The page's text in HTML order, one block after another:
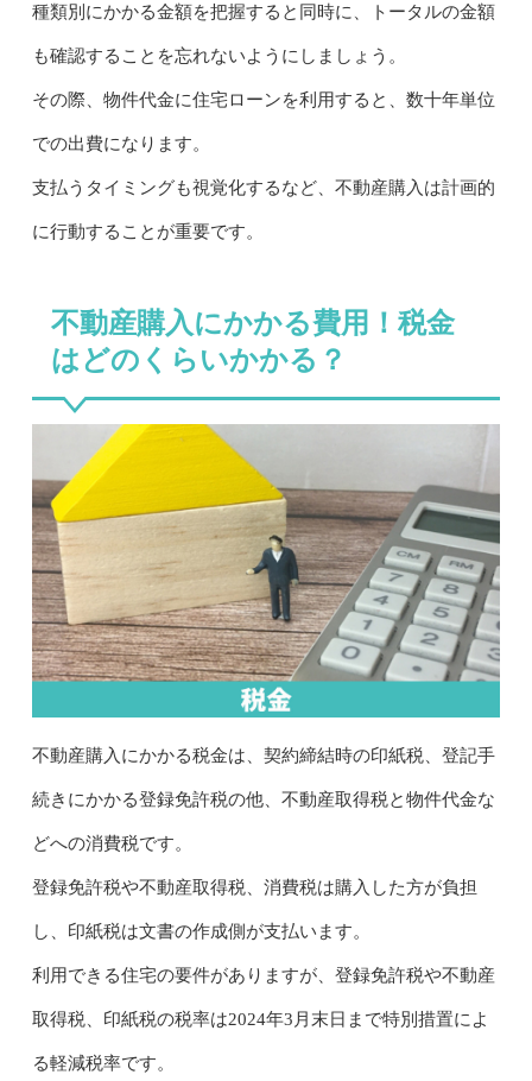
種類別にかかる金額を把握すると同時に、トータルの金額
も確認することを忘れないようにしましょう。
その際、物件代金に住宅ローンを利用すると、数十年単位
での出費になります。
支払うタイミングも視覚化するなど、不動産購入は計画的
に行動することが重要です。
不動産購入にかかる費用！税金
はどのくらいかかる？
不動産購入にかかる税金は、契約締結時の印紙税、登記手
続きにかかる登録免許税の他、不動産取得税と物件代金な
どへの消費税です。
登録免許税や不動産取得税、消費税は購入した方が負担
し、印紙税は文書の作成側が支払います。
利用できる住宅の要件がありますが、登録免許税や不動産
取得税、印紙税の税率は2024年3月末日まで特別措置によ
る軽減税率です。